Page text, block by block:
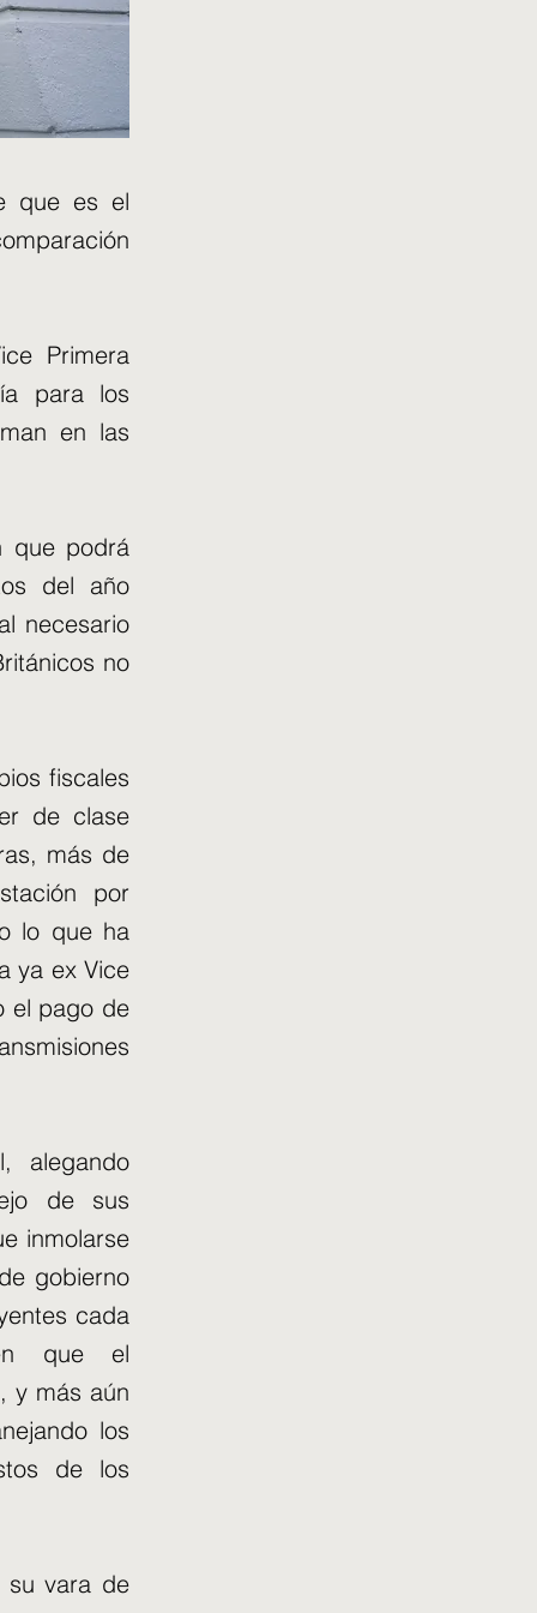
que es el
Primera
para los
en las
que podrá
del año
necesario
no
fiscales
de clase
más de
por
lo que ha
ya ex Vice
el pago de
alegando
de sus
inmolarse
gobierno
cada
que el
y más aún
los
de los
su vara de